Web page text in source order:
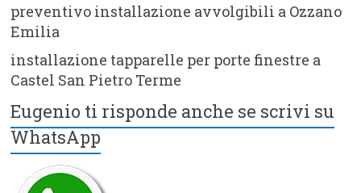
preventivo installazione avvolgibili a Ozzano
Emilia
installazione tapparelle per porte finestre a
Castel San Pietro Terme
Eugenio ti risponde anche se scrivi su
WhatsApp